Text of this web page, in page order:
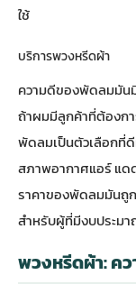
ใช้
บริการพวงหรีดผ้า
ความดีของพัดลมมัน
ถ้าผมมีลูกค้าที่ต้องกา
พัดลมเป็นตัวเลือกที่
สภาพอากาศแอร์ แด
ราคาของพัดลมมันถู
สำหรับผู้ที่มีงบประม
พวงหรีดผ้า: ค